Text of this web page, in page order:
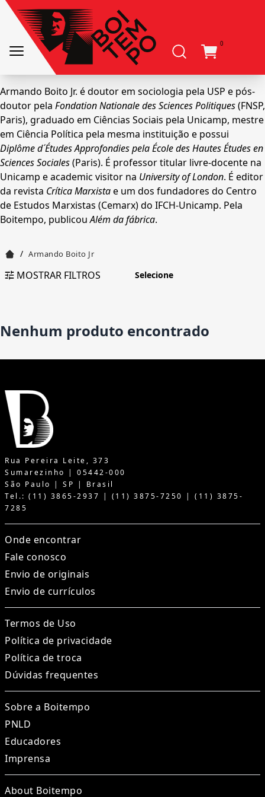
0
Armando Boito Jr. é doutor em sociologia pela USP e pós-
doutor pela Fondation Nationale des Sciences Politiques(FNSP,
Paris), graduado em Ciências Sociais pela Unicamp, mestre
em Ciência Política pela mesma instituição e possui
Diplôme d´Études Approfondies pela École des Hautes Études en
Sciences Sociales(Paris). É professor titular livre-docente na
Unicamp e academic visitor na University of London. É editor
da revista Crítica Marxistae um dos fundadores do Centro
de Estudos Marxistas (Cemarx) do IFCH-Unicamp. Pela
Boitempo, publicouAlém da fábrica.
/ Armando Boito Jr
MOSTRAR FILTROS
Nenhum produto encontrado
Rua Pereira Leite, 373
Sumarezinho | 05442-000
São Paulo | SP | Brasil
Tel.: (11) 3865-2937 | (11) 3875-7250 | (11) 3875-
7285
Onde encontrar
Fale conosco
Envio de originais
Envio de currículos
Termos de Uso
Política de privacidade
Política de troca
Dúvidas frequentes
Sobre a Boitempo
PNLD
Educadores
Imprensa
About Boitempo